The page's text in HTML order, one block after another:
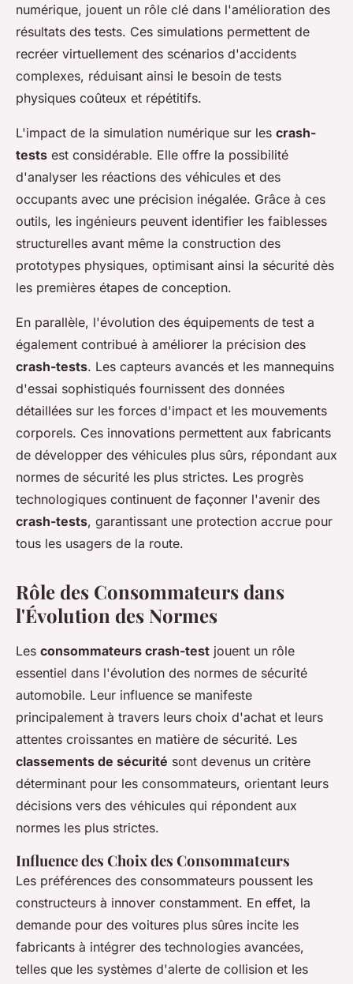
numérique, jouent un rôle clé dans l'amélioration des
résultats des tests. Ces simulations permettent de
recréer virtuellement des scénarios d'accidents
complexes, réduisant ainsi le besoin de tests
physiques coûteux et répétitifs.
L'impact de la simulation numérique sur les crash-
tests est considérable. Elle offre la possibilité
d'analyser les réactions des véhicules et des
occupants avec une précision inégalée. Grâce à ces
outils, les ingénieurs peuvent identifier les faiblesses
structurelles avant même la construction des
prototypes physiques, optimisant ainsi la sécurité dès
les premières étapes de conception.
En parallèle, l'évolution des équipements de test a
également contribué à améliorer la précision des
crash-tests. Les capteurs avancés et les mannequins
d'essai sophistiqués fournissent des données
détaillées sur les forces d'impact et les mouvements
corporels. Ces innovations permettent aux fabricants
de développer des véhicules plus sûrs, répondant aux
normes de sécurité les plus strictes. Les progrès
technologiques continuent de façonner l'avenir des
crash-tests, garantissant une protection accrue pour
tous les usagers de la route.
Rôle des Consommateurs dans
l'Évolution des Normes
Les consommateurs crash-test jouent un rôle
essentiel dans l'évolution des normes de sécurité
automobile. Leur influence se manifeste
principalement à travers leurs choix d'achat et leurs
attentes croissantes en matière de sécurité. Les
classements de sécurité sont devenus un critère
déterminant pour les consommateurs, orientant leurs
décisions vers des véhicules qui répondent aux
normes les plus strictes.
Influence des Choix des Consommateurs
Les préférences des consommateurs poussent les
constructeurs à innover constamment. En effet, la
demande pour des voitures plus sûres incite les
fabricants à intégrer des technologies avancées,
telles que les systèmes d'alerte de collision et les